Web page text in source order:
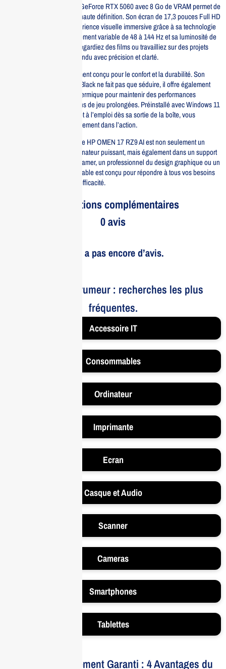
La carte graphique NVIDIA GeForce RTX 5060 avec 8 Go de VRAM permet de
jouer aux derniers titres en haute définition. Son écran de 17,3 pouces Full HD
(1920×1080) offre une expérience visuelle immersive grâce à sa technologie
IPS, son taux de rafraîchissement variable de 48 à 144 Hz et sa luminosité de
300 nits. Que vous jouiez, regardiez des films ou travailliez sur des projets
créatifs, chaque détail est rendu avec précision et clarté.
Le HP OMEN 17 est également conçu pour le confort et la durabilité. Son
design élégant en Shadow Black ne fait pas que séduire, il offre également
une meilleure dissipation thermique pour maintenir des performances
optimales durant les sessions de jeu prolongées. Préinstallé avec Windows 11
Home, cet ordinateur est prêt à l’emploi dès sa sortie de la boîte, vous
permettant de plonger directement dans l’action.
Avec une garantie d’un an, le HP OMEN 17 RZ9 AI est non seulement un
investissement dans un ordinateur puissant, mais également dans un support
fiable. Que vous soyez un gamer, un professionnel du design graphique ou un
streamer, cet ordinateur portable est conçu pour répondre à tous vos besoins
informatiques avec style et efficacité.
Informations complémentaires
0 avis
Il n’y a pas encore d’avis.
Le bruit et la rumeur : recherches les plus
fréquentes.
Accessoire IT
Consommables
Ordinateur
Imprimante
Ecran
Casque et Audio
Scanner
Cameras
Smartphones
Tablettes
Votre Investissement Garanti : 4 Avantages du